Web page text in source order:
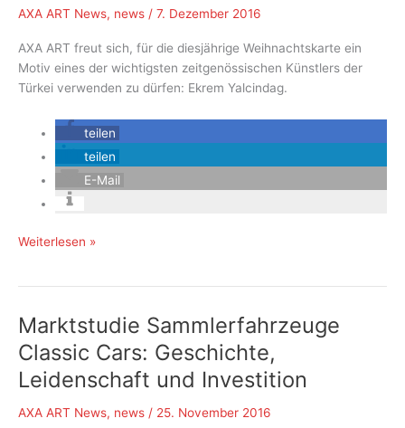
wissen
AXA ART News, news / 7. Dezember 2016
AXA ART freut sich, für die diesjährige Weihnachtskarte ein
Motiv eines der wichtigsten zeitgenössischen Künstlers der
Türkei verwenden zu dürfen: Ekrem Yalcindag.
teilen
teilen
E-Mail
Über
Weiterlesen »
Marktstudie Sammlerfahrzeuge
Classic Cars: Geschichte,
Leidenschaft und Investition
AXA ART News, news / 25. November 2016